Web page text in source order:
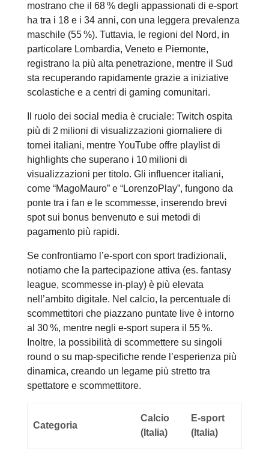
mostrano che il 68 % degli appassionati di e‑sport
ha tra i 18 e i 34 anni, con una leggera prevalenza
maschile (55 %). Tuttavia, le regioni del Nord, in
particolare Lombardia, Veneto e Piemonte,
registrano la più alta penetrazione, mentre il Sud
sta recuperando rapidamente grazie a iniziative
scolastiche e a centri di gaming comunitari.
Il ruolo dei social media è cruciale: Twitch ospita
più di 2 milioni di visualizzazioni giornaliere di
tornei italiani, mentre YouTube offre playlist di
highlights che superano i 10 milioni di
visualizzazioni per titolo. Gli influencer italiani,
come “MagoMauro” e “LorenzoPlay”, fungono da
ponte tra i fan e le scommesse, inserendo brevi
spot sui bonus benvenuto e sui metodi di
pagamento più rapidi.
Se confrontiamo l’e‑sport con sport tradizionali,
notiamo che la partecipazione attiva (es. fantasy
league, scommesse in‑play) è più elevata
nell’ambito digitale. Nel calcio, la percentuale di
scommettitori che piazzano puntate live è intorno
al 30 %, mentre negli e‑sport supera il 55 %.
Inoltre, la possibilità di scommettere su singoli
round o su map‑specifiche rende l’esperienza più
dinamica, creando un legame più stretto tra
spettatore e scommettitore.
Categoria
Calcio
(Italia)
E‑sport
(Italia)